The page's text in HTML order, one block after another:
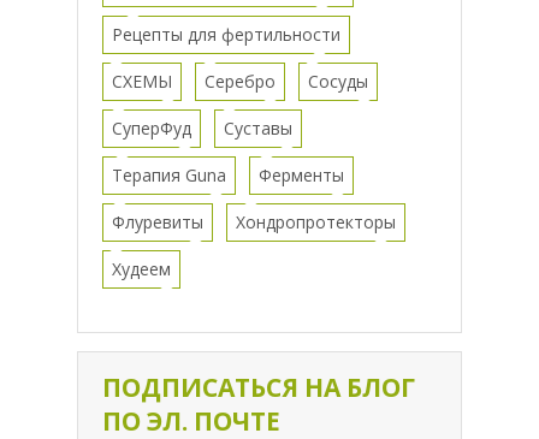
Рецепты для фертильности
СХЕМЫ Серебро Сосуды
СуперФуд Суставы
Терапия Guna Ферменты
Флуревиты Хондропротекторы
Худеем
ПОДПИСАТЬСЯ НА БЛОГ
ПО ЭЛ. ПОЧТЕ